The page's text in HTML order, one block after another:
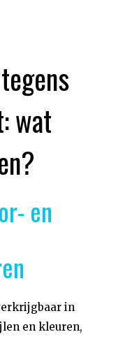
wat
en
in
en kleuren,